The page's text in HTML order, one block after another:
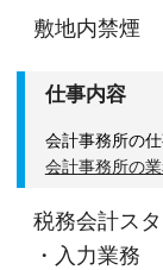
敷地内禁煙
仕事内容
会計事務所の
会計事務所の
税務会計ス
・入力業務